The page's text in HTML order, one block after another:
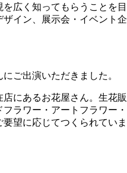
広く知ってもらうことを目
イン、展示会・イベント企
ご出演いただきました。
にあるお花屋さん。生花販
ラワー・アートフラワー・
望に応じてつくられていま